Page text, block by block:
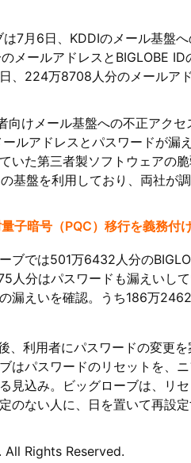
7月6日、KDDIのメール基盤
メールアドレスとBIGLOBE
、224万8708人分のメールア
向けメール基盤への不正アク
ルアドレスとパスワードが漏
いた第三者製ソフトウェアの
基盤を利用しており、両社が調
量子暗号（PQC）移行を義務
ブでは501万6432人分の
人分はパスワードも漏えいし
漏えいを確認。うち186万
、利用者にパスワードの変更
はパスワードのリセットを、
見込み。ビッグローブは、リ
のない人に、日を置いて再設定
Rights Reserved.